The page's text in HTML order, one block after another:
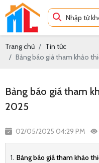
Trang chủ
Tin tức
Bảng báo giá tham khảo
Bảng báo giá tham
2025
02/05/2025 04:29 PM
Bảng báo giá tham khảo